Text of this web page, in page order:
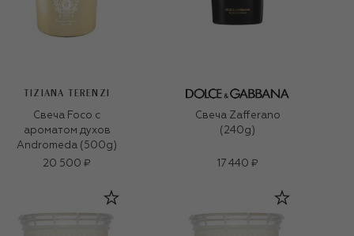
TIZIANA TERENZI
Свеча Foco с
ароматом духов
Andromeda (500g)
20 500 ₽
Свеча Zafferano
(240g)
17 440 ₽